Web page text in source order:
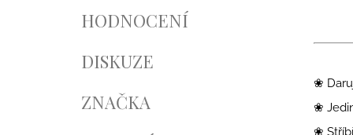
HODNOCENÍ
DISKUZE
ZNAČKA
❀
❀
❀